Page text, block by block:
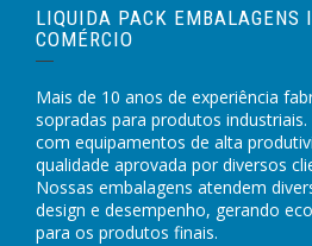
LIQUIDA PACK EMBALAGENS
COMÉRCIO
Mais de 10 anos de experiência
sopradas para produtos
com equipamentos de alta
qualidade aprovada por diversos
Nossas embalagens atendem
design e desempenho, gerando
para os produtos finais.